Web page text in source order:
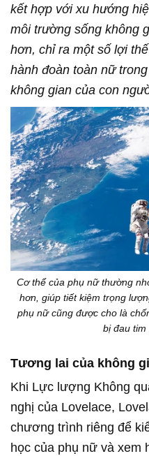
kết hợp với xu hướng
môi trường sống không
hơn, chỉ ra một số lợi
hành đoàn toàn nữ
không gian của con
Cơ thể của phụ nữ thường
hơn, giúp tiết kiệm trọng
phụ nữ cũng được cho là
bị đau tim
Tương lai của không
Khi Lực lượng Không
nghị của Lovelace,
chương trình riêng để
học của phụ nữ và xem